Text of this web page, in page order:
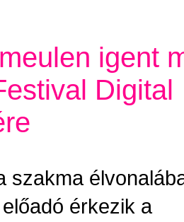
igent
Digital
szakma
érkezik a